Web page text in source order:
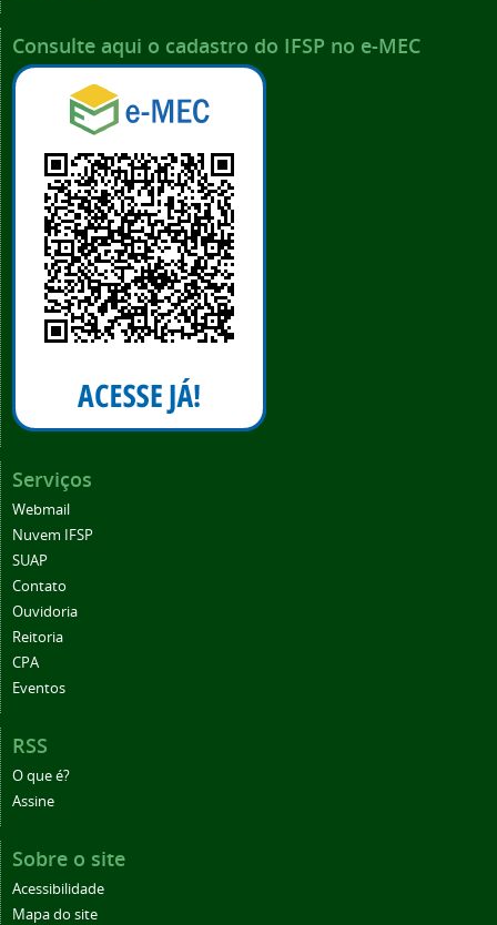
Consulte aqui o cadastro do IFSP no e-MEC
Serviços
Webmail
Nuvem IFSP
SUAP
Contato
Ouvidoria
Reitoria
CPA
Eventos
RSS
O que é?
Assine
Sobre o site
Acessibilidade
Mapa do site